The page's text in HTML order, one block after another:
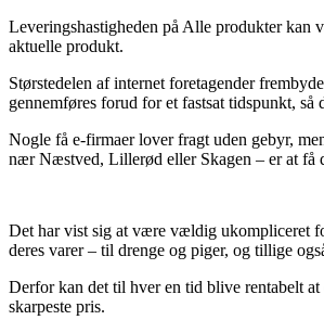
Leveringshastigheden på Alle produkter kan
aktuelle produkt.
Størstedelen af internet foretagender
gennemføres forud for et fastsat tidspunkt,
Nogle få e-firmaer lover fragt uden gebyr,
nær Næstved, Lillerød eller Skagen – er at få
Det har vist sig at være vældig ukompliceret
deres varer – til drenge og piger, og tillige
Derfor kan det til hver en tid blive rentabelt
skarpeste pris.